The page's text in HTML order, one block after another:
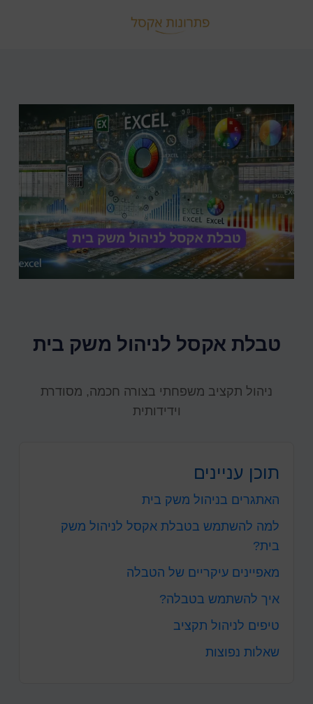
טבלת אקסל לניהול משק בית
ניהול תקציב משפחתי בצורה חכמה, מסודרת
וידידותית
תוכן עניינים
האתגרים בניהול משק בית
למה להשתמש בטבלת אקסל לניהול משק
בית?
מאפיינים עיקריים של הטבלה
איך להשתמש בטבלה?
טיפים לניהול תקציב
שאלות נפוצות